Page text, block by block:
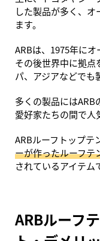
した製品が多く、
ます。
ARBは、1975年に
その後世界中に拠点
パ、アジアなどでも
多くの製品にはARB
愛好家たちの間で人
ARBルーフトップテ
ーが作ったルーフテ
されているアイテム
ARBルーフ